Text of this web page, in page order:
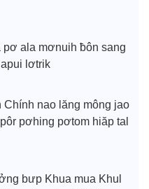
ala mơnuih ƀôn sang
lơtrik
Chính nao lăng mông jao
pơhing pơtom hiăp tal
bưp Khua mua Khul